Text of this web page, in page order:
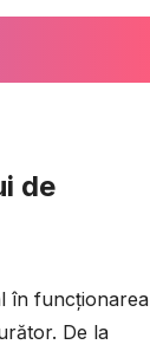
de
în funcționarea
De la